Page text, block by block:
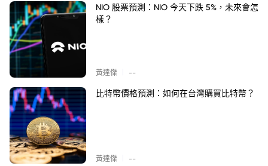
NIO 股票預測：NIO 今天下跌 5%，未來會怎
樣？
黃達傑 --
比特幣價格預測：如何在台灣購買比特幣？
黃達傑 --